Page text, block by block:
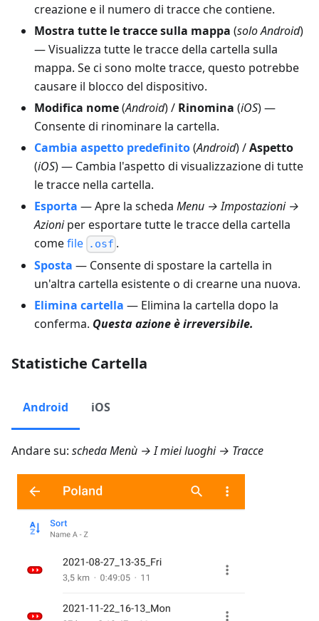
creazione e il numero di tracce che contiene.
Mostra tutte le tracce sulla mappa (solo Android)
— Visualizza tutte le tracce della cartella sulla
mappa. Se ci sono molte tracce, questo potrebbe
causare il blocco del dispositivo.
Modifica nome(Android) / Rinomina (iOS) —
Consente di rinominare la cartella.
Cambia aspetto predefinito(Android) /Aspetto
(iOS) — Cambia l'aspetto di visualizzazione di tutte
le tracce nella cartella.
Esporta — Apre la scheda Menu → Impostazioni →
Azioniper esportare tutte le tracce della cartella
comefile .osf .
Sposta — Consente di spostare la cartella in
un'altra cartella esistente o di crearne una nuova.
Elimina cartella — Elimina la cartella dopo la
conferma. Questa azione è irreversibile.
Statistiche Cartella
Android iOS
Andare su: schedaMenù → I miei luoghi → Tracce